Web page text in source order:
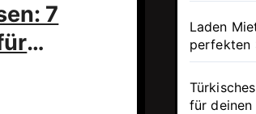
7
Laden
perfekten
für deinen